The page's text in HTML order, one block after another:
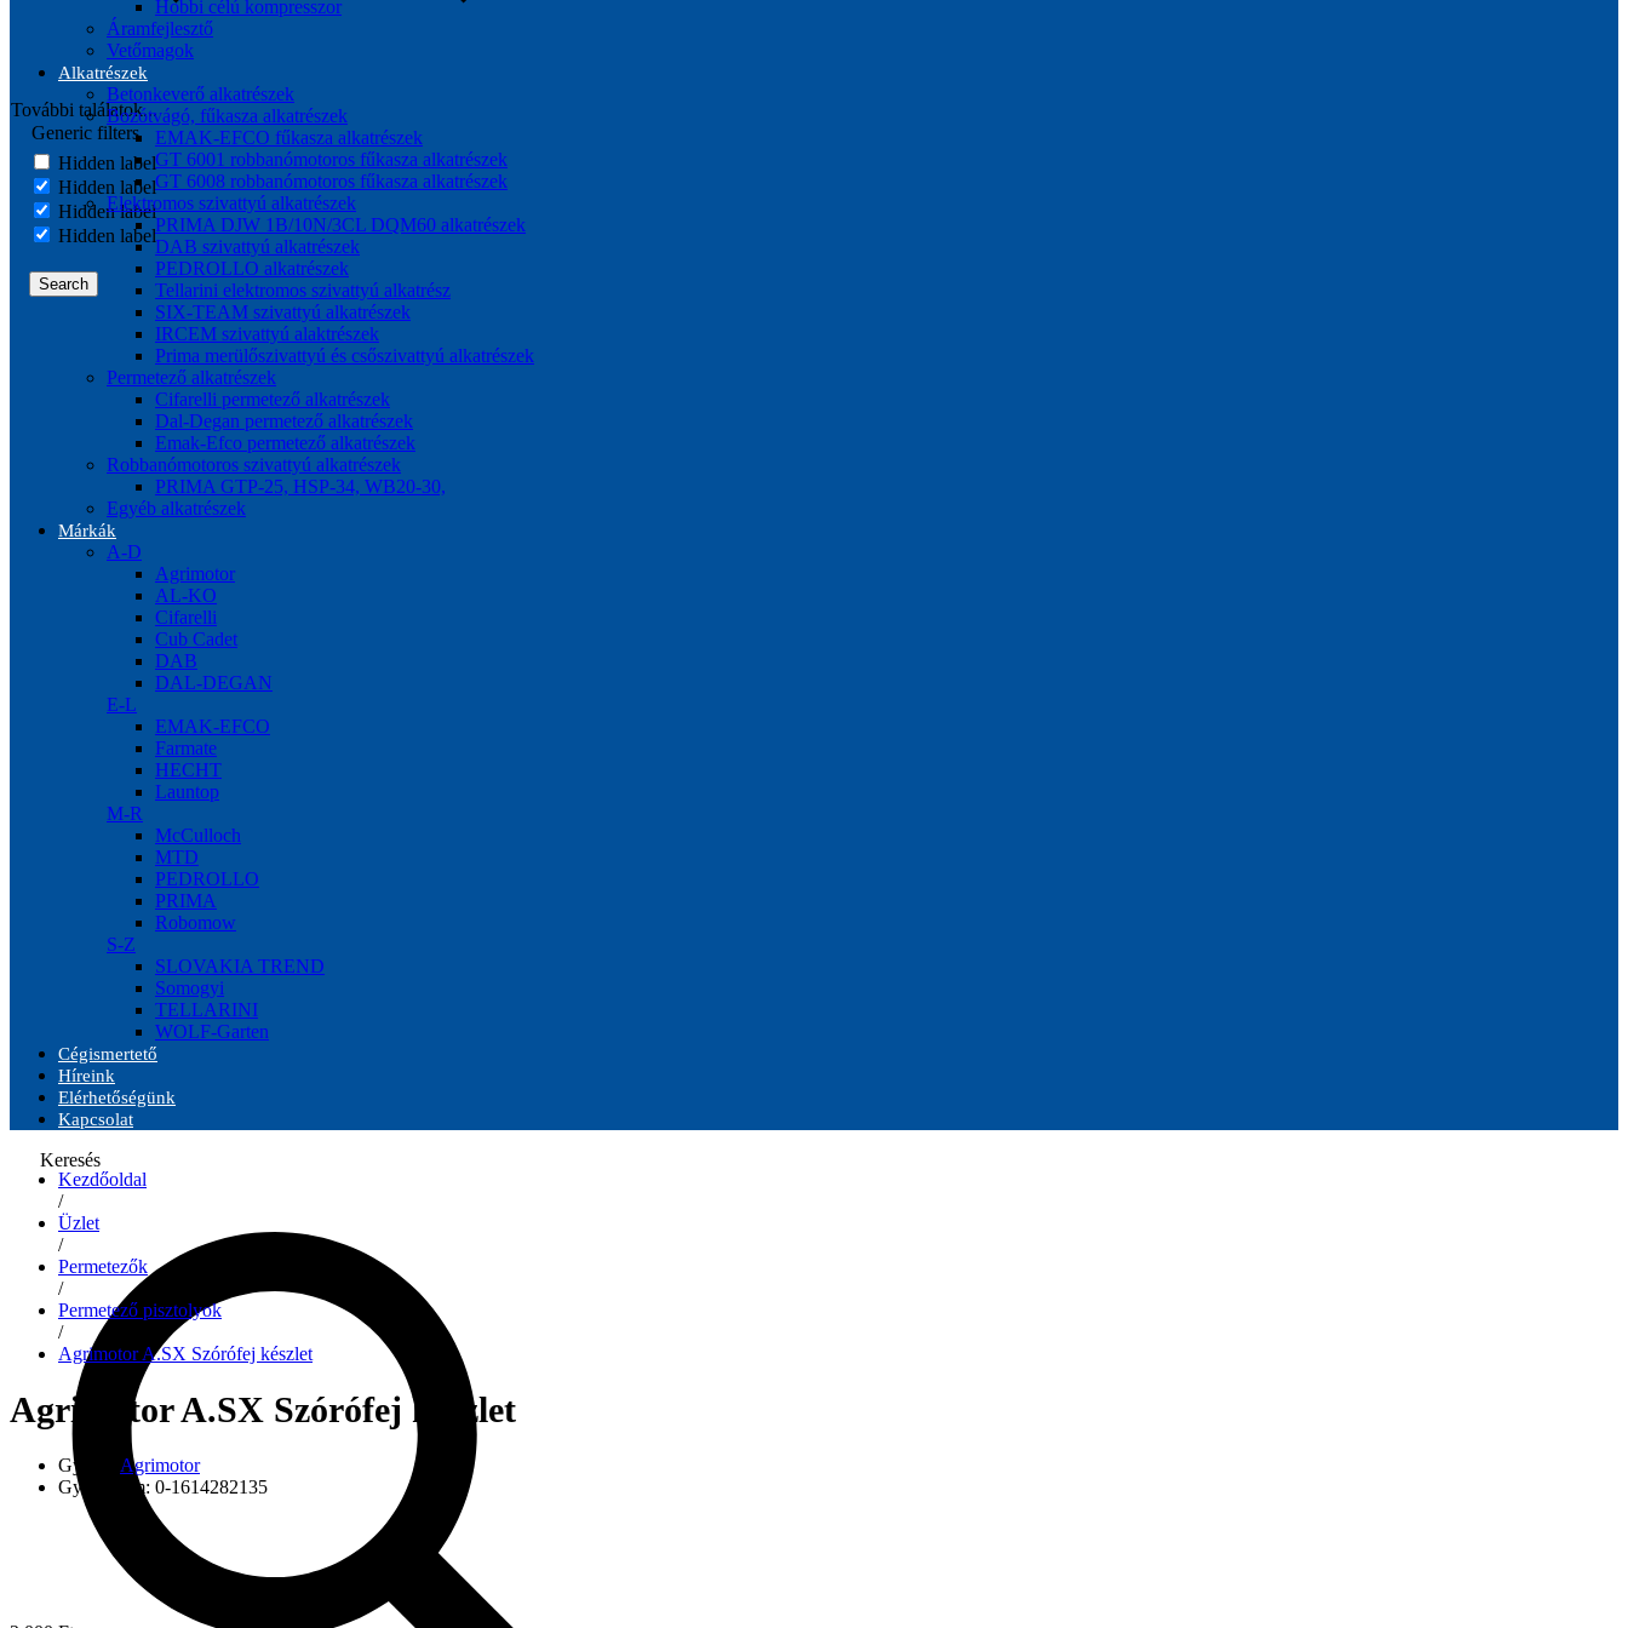
További találatok...
Generic filters
Hidden label
Hidden label
Hidden label
Hidden label
Search
Hobbi célú kompresszor
Áramfejlesztő
Vetőmagok
Alkatrészek
Betonkeverő alkatrészek
Bozótvágó, fűkasza alkatrészek
EMAK-EFCO fűkasza alkatrészek
GT 6001 robbanómotoros fűkasza alkatrészek
GT 6008 robbanómotoros fűkasza alkatrészek
Elektromos szivattyú alkatrészek
PRIMA DJW 1B/10N/3CL DQM60 alkatrészek
DAB szivattyú alkatrészek
PEDROLLO alkatrészek
Tellarini elektromos szivattyú alkatrész
SIX-TEAM szivattyú alkatrészek
IRCEM szivattyú alaktrészek
Prima merülőszivattyú és csőszivattyú alkatrészek
Permetező alkatrészek
Cifarelli permetező alkatrészek
Dal-Degan permetező alkatrészek
Emak-Efco permetező alkatrészek
Robbanómotoros szivattyú alkatrészek
PRIMA GTP-25, HSP-34, WB20-30,
Egyéb alkatrészek
Márkák
A-D
Agrimotor
AL-KO
Cifarelli
Cub Cadet
DAB
DAL-DEGAN
E-L
EMAK-EFCO
Farmate
HECHT
Launtop
M-R
McCulloch
MTD
PEDROLLO
PRIMA
Robomow
S-Z
SLOVAKIA TREND
Somogyi
TELLARINI
WOLF-Garten
Cégismertető
Híreink
Elérhetőségünk
Kapcsolat
Keresés
Kezdőoldal
/
Üzlet
/
Permetezők
/
Permetező pisztolyok
/
Agrimotor A.SX Szórófej készlet
Agrimotor A.SX Szórófej készlet
Gyártó: Agrimotor
Gyári szám: 0-1614282135